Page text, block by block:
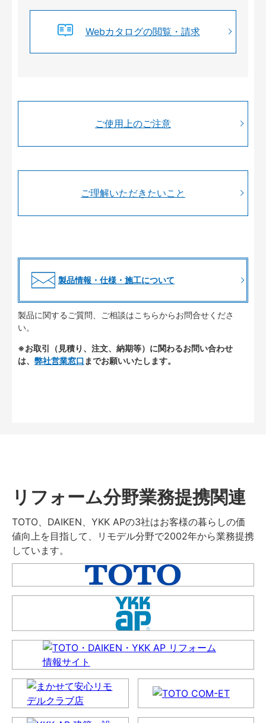
Webカタログの閲覧・請求
ご使用上のご注意
ご理解いただきたいこと
製品情報・仕様・施工について
製品に関するご質問、ご相談はこちらからお問合せくださ
い。
※お取引（見積り、注文、納期等）に関わるお問い合わせ
は、 弊社営業窓口 までお願いいたします。
リフォーム分野業務提携関連
TOTO、DAIKEN、YKK APの3社はお客様の暮らしの価
値向上を目指して、リモデル分野で2002年から業務提携
しています。